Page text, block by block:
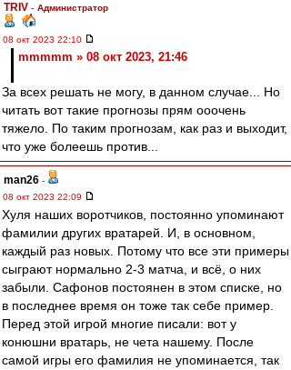
TRIV - Администратор
08 окт 2023 22:10
mmmmm » 08 окт 2023, 21:46
За всех решать не могу, в данном случае... Но
читать вот такие прогнозы прям ооочень
тяжело. По таким прогнозам, как раз и выходит,
что уже болеешь против...
man26 -
08 окт 2023 22:09
Хуля наших воротчиков, постоянно упоминают
фамилии других вратарей. И, в основном,
каждый раз новых. Потому что все эти примеры
сыграют нормально 2-3 матча, и всё, о них
забыли. Сафонов постоянен в этом списке, но
в последнее время он тоже так себе пример.
Перед этой игрой многие писали: вот у
конюшни вратарь, не чета нашему. После
самой игры его фамилия не упоминается, так